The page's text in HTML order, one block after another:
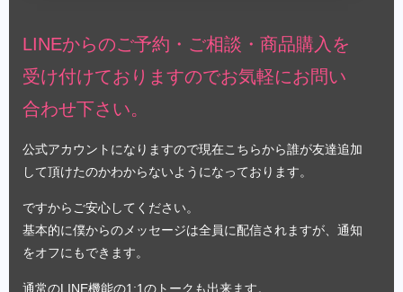
LINEからのご予約・ご相談・商品購入を
受け付けておりますのでお気軽にお問い
合わせ下さい。
公式アカウントになりますので現在こちらから誰が友達追加
して頂けたのかわからないようになっております。
ですからご安心してください。
基本的に僕からのメッセージは全員に配信されますが、通知
をオフにもできます。
通常のLINE機能の1:1のトークも出来ます。